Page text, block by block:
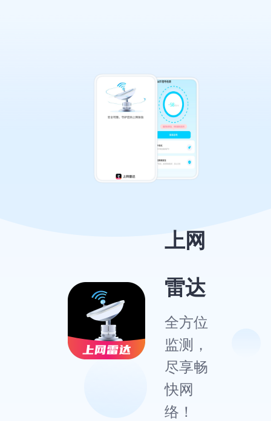
上网
雷达
全方位
监测，
尽享畅
快网
络！